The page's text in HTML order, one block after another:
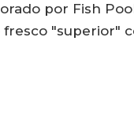
por Fish
"superior"